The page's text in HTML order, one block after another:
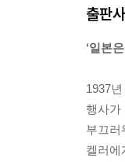
출판
‘일본
1937
행사
부끄
켈러에